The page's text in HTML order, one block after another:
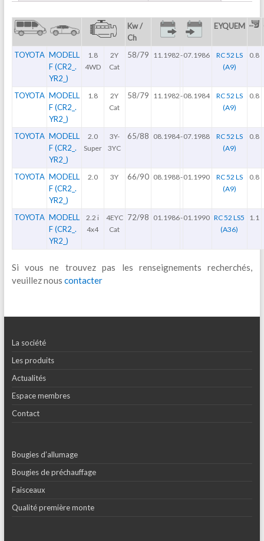
Kw /
Ch
EYQUEM
TOYOTA MODELL
F (CR2_.
YR2_)
1.8
4WD
2Y
Cat
58/79 11.1982-07.1986
RC 52 LS
(A9)
0.8
TOYOTA MODELL
F (CR2_.
YR2_)
1.8
2Y
Cat
58/79 11.1982-08.1984
RC 52 LS
(A9)
0.8
TOYOTA MODELL
F (CR2_.
YR2_)
2.0
Super
3Y-
3YC
65/88 08.1984-07.1988
RC 52 LS
(A9)
0.8
TOYOTA MODELL
F (CR2_.
YR2_)
2.0 3Y 66/90 08.1988-01.1990
RC 52 LS
(A9)
0.8
TOYOTA MODELL
F (CR2_.
YR2_)
2.2 i
4x4
4EYC
Cat
72/98 01.1986-01.1990 RC 52 LS5
(A36)
1.1
Si vous ne trouvez pas les renseignements recherchés,
veuillez nous contacter
La société
Les produits
Actualités
Espace membres
Contact
Bougies d’allumage
Bougies de préchauffage
Faisceaux
Qualité première monte